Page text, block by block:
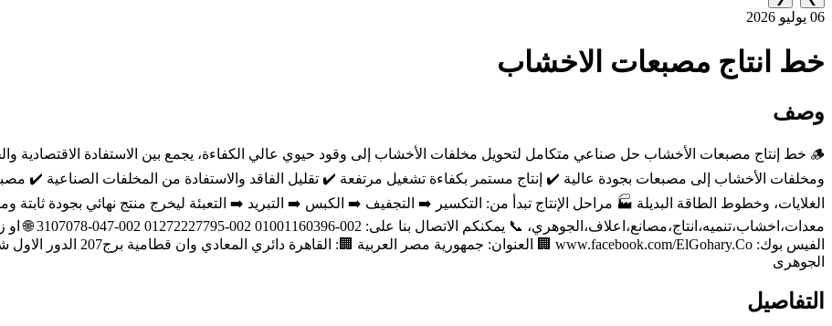
06 يوليو 2026
خط انتاج مصبعات الاخشاب
وصف
🪵 خط إنتاج مصبعات الأخشاب حل صناعي متكامل لتحويل مخلفات الأخشاب إلى وقود حيوي عالي الكفاءة، يجمع بين الاستفادة الاقتصادية
ومخلفات الأخشاب إلى مصبعات بجودة عالية ✔️ إنتاج مستمر بكفاءة تشغيل مرتفعة ✔️ تقليل الفاقد والاستفادة من المخلفات الصناعية ✔️
الغلايات، وخطوط الطاقة البديلة 🏭 مراحل الإنتاج تبدأ من: التكسير ➡️ التجفيف ➡️ الكبس ➡️ التبريد ➡️ التعبئة ليخرج منتج نهائي بجودة ثابتة
الجوهرى
التفاصيل